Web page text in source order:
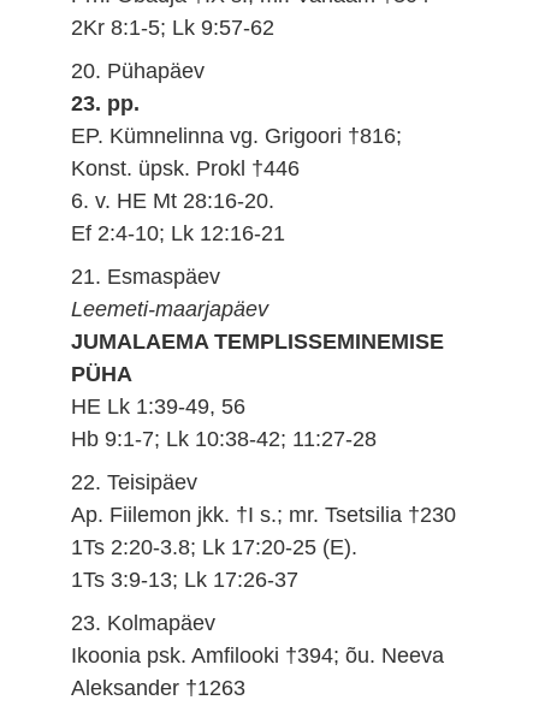
2Kr 8:1-5; Lk 9:57-62
20. Pühapäev
23. pp.
EP. Kümnelinna vg. Grigoori †816;
Konst. üpsk. Prokl †446
6. v. HE Mt 28:16-20.
Ef 2:4-10; Lk 12:16-21
21. Esmaspäev
Leemeti-maarjapäev
JUMALAEMA TEMPLISSEMINEMISE
PÜHA
HE Lk 1:39-49, 56
Hb 9:1-7; Lk 10:38-42; 11:27-28
22. Teisipäev
Ap. Fiilemon jkk. †I s.; mr. Tsetsilia †230
1Ts 2:20-3.8; Lk 17:20-25 (E).
1Ts 3:9-13; Lk 17:26-37
23. Kolmapäev
Ikoonia psk. Amfilooki †394; õu. Neeva
Aleksander †1263